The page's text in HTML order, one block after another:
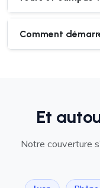
Comment
Et
Notre couverture